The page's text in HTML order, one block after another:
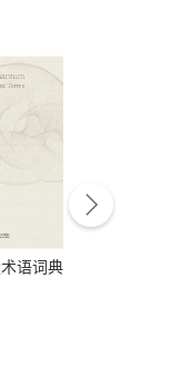
、
息)
语词典